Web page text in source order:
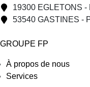
19300 EGLETONS -
53540 GASTINES -
GROUPE FP
À propos de nous
Services